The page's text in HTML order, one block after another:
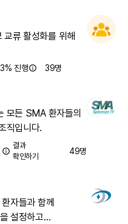
교류 활성화를 위해
진행 39명
모든 SMA 환자들의
직입니다.
결과
확인하기
49명
자들과 함께
설정하고